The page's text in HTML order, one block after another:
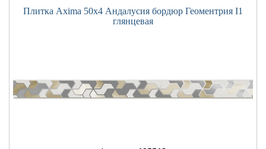
Плитка Axima 50x4 Андалусия бордюр Геоментрия I1
глянцевая